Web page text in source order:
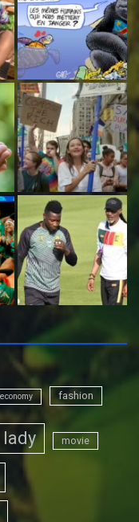
economy fashion
lady movie